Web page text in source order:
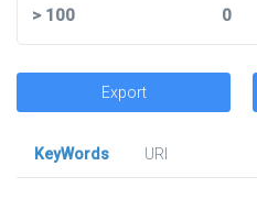
>100 0
Export
KeyWords
URl